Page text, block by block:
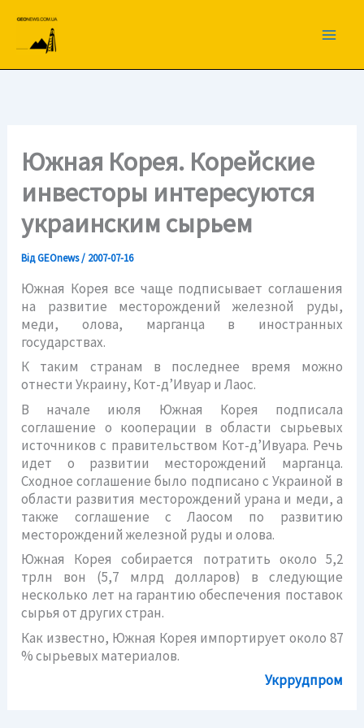
вмісту
Южная Корея. Корейские
инвесторы интересуются
украинским сырьем
ВідGEOnews/ 2007-07-16
Южная Корея все чаще подписывает соглашения
на развитие месторождений железной руды,
меди, олова, марганца в иностранных
государствах.
К таким странам в последнее время можно
отнести Украину, Кот-д’Ивуар и Лаос.
В начале июля Южная Корея подписала
соглашение о кооперации в области сырьевых
источников с правительством Кот-д’Ивуара. Речь
идет о развитии месторождений марганца.
Сходное соглашение было подписано с Украиной в
области развития месторождений урана и меди, а
также соглашение с Лаосом по развитию
месторождений железной руды и олова.
Южная Корея собирается потратить около 5,2
трлн вон (5,7 млрд долларов) в следующие
несколько лет на гарантию обеспечения поставок
сырья от других стран.
Как известно, Южная Корея импортирует около 87
% сырьевых материалов.
Укррудпром